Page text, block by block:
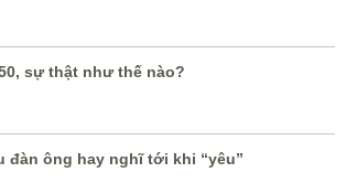
sự thật như thế nào?
đàn ông hay nghĩ tới khi “yêu”